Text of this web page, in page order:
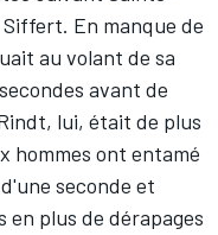
En manque de
au volant de sa
avant de
lui, était de plus
hommes ont entamé
seconde et
plus de dérapages